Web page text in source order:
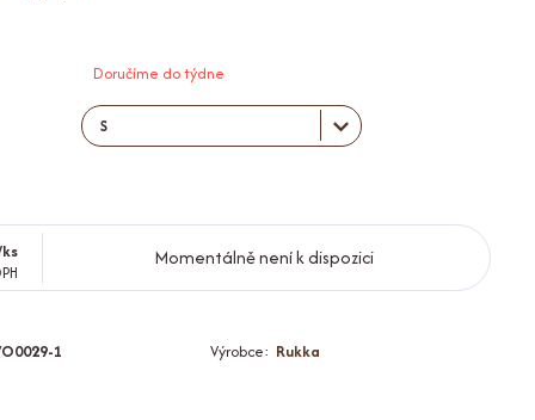
Doručíme do týdne
ks
Momentálně není k dispozici
1 Výrobce: Rukka